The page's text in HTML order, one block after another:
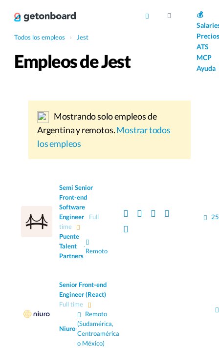
💰
Precios
ATS
MCP
Ayuda
Todos los empleos › Jest
Empleos de Jest
Mostrando solo empleos de
Argentina y remotos.Mostrar todos
los empleos
Semi Senior
Front-end
Software
Engineer
Full
time
Puente
Talent
Partners
·
Remoto
Senior Front-end
Engineer (React)
Full time
Niuro·
Remoto
(Sudamérica,
Centroamérica
o México)